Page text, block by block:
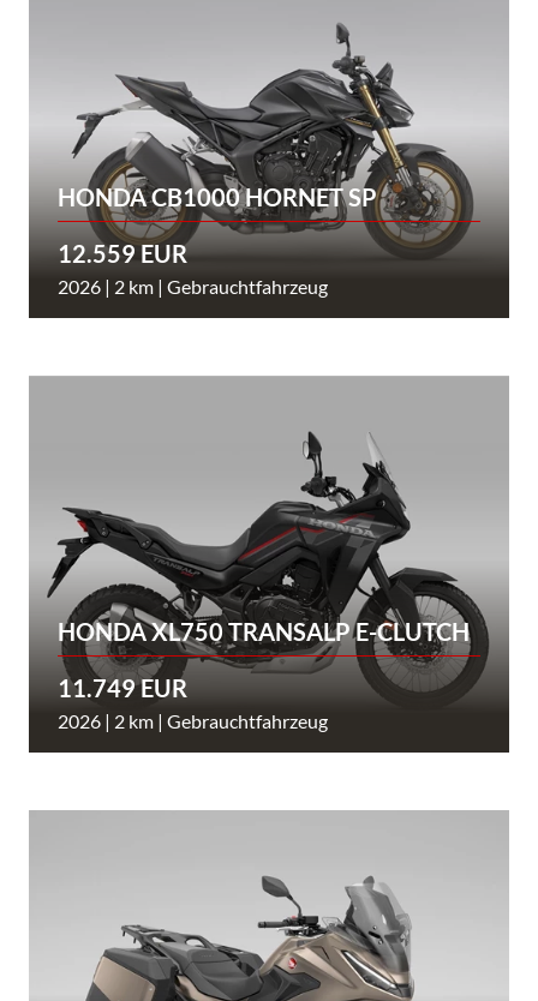
HONDA CB1000 HORNET SP
12.559 EUR
2026 | 2 km | Gebrauchtfahrzeug
HONDA XL750 TRANSALP E-CLUTCH
11.749 EUR
2026 | 2 km | Gebrauchtfahrzeug